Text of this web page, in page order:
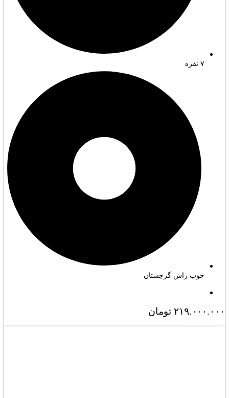
۷ نفره
چوب راش گرجستان
۲۱۹.۰۰۰.۰۰۰ تومان